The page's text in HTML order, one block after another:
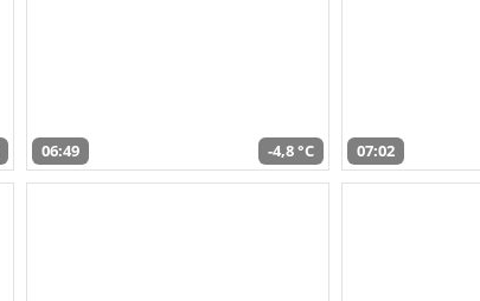
06:49 -4,8 °C 07:02